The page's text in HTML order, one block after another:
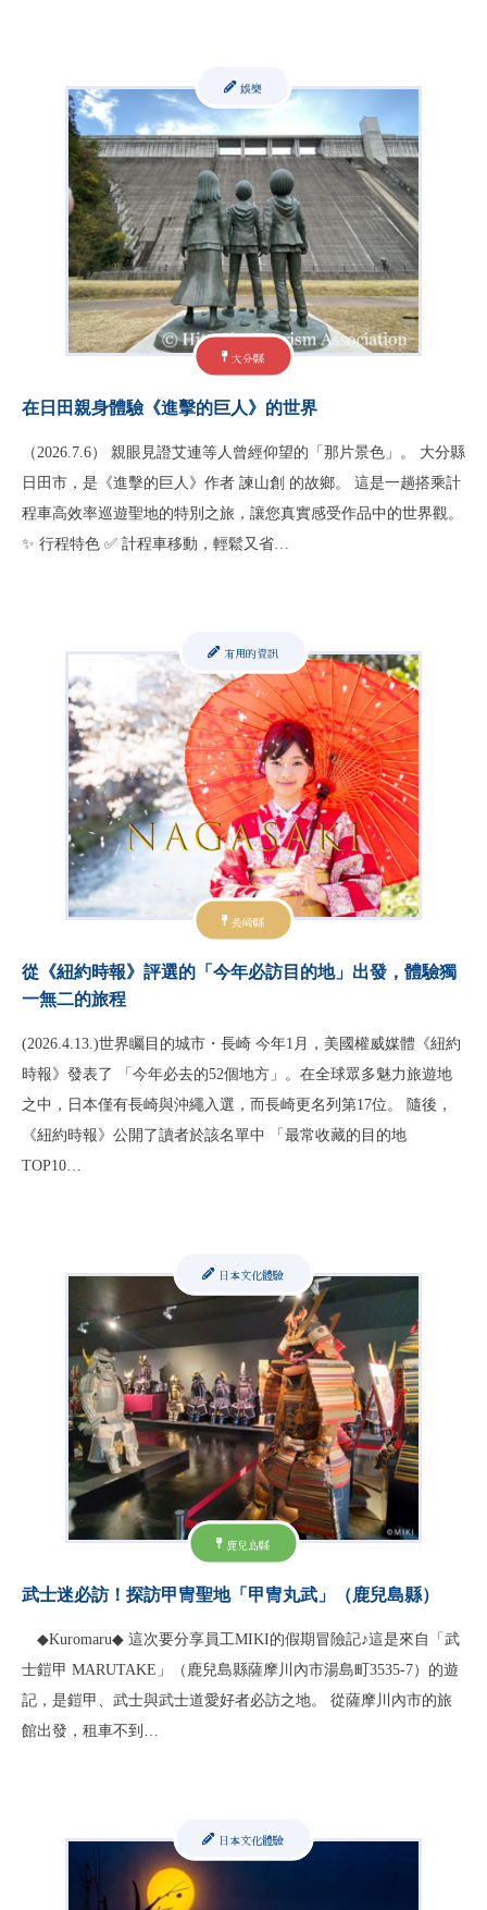
大分縣
娛樂
在日田親身體驗《進擊的巨人》的世界
（2026.7.6） 親眼見證艾連等人曾經仰望的「那片景色」。 大分縣
日田市，是《進擊的巨人》作者 諫山創 的故鄉。 這是一趟搭乘計
程車高效率巡遊聖地的特別之旅，讓您真實感受作品中的世界觀。
✨ 行程特色 ✅ 計程車移動，輕鬆又省…
長崎縣
有用的資訊
從《紐約時報》評選的「今年必訪目的地」出發，體驗獨
一無二的旅程
(2026.4.13.)世界矚目的城市・長崎 今年1月，美國權威媒體《紐約
時報》發表了 「今年必去的52個地方」。在全球眾多魅力旅遊地
之中，日本僅有長崎與沖繩入選，而長崎更名列第17位。 隨後，
《紐約時報》公開了讀者於該名單中 「最常收藏的目的地
TOP10…
鹿兒島縣
日本文化體驗
武士迷必訪！探訪甲冑聖地「甲冑丸武」（鹿兒島縣）
◆Kuromaru◆ 這次要分享員工MIKI的假期冒險記♪這是來自「武
士鎧甲 MARUTAKE」（鹿兒島縣薩摩川內市湯島町3535-7）的遊
記，是鎧甲、武士與武士道愛好者必訪之地。 從薩摩川內市的旅
館出發，租車不到…
日本文化體驗